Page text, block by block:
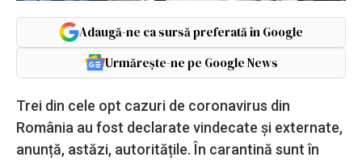
Adaugă-ne ca sursă preferată în Google
Urmărește-ne pe Google News
Trei din cele opt cazuri de coronavirus din
România au fost declarate vindecate și externate,
anunță, astăzi, autoritățile. În carantină sunt în